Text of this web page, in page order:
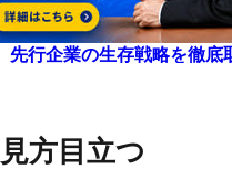
先行企業の生存戦略を徹底
方目立つ